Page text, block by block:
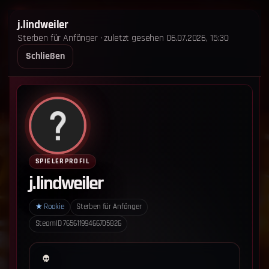
STERBEN FÜR ANFÄNGER
STARTSEITE
ANKÜNDIGUNGEN
LOGIN
‹ Zurück zum Leaderboard
j.lindweiler
Sterben für Anfänger · zuletzt gesehen 06.07.2026, 15:30
Schließen
SPIELERPROFIL
j.lindweiler
★ Rookie
Sterben für Anfänger
SteamID76561199466705826
ImpressumDatenschutz
Cookie-Einstellungen
Sterben für Anfänger - Alle Rechte vorbehalten.
Datenschutz-Einstellungen